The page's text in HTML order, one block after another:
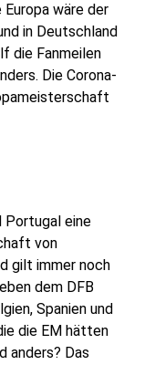
wäre der
in Deutschland
die Fanmeilen
Die Corona-
Portugal eine
von
gilt immer noch
dem DFB
Spanien und
die EM hätten
anders? Das